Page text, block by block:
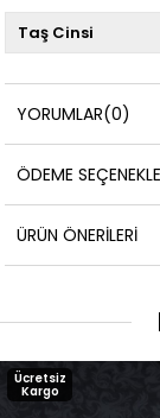
Taş Cinsi
YORUMLAR(0)
ÖDEME
ÜRÜN ÖNERILERI
Ücretsiz
Kargo